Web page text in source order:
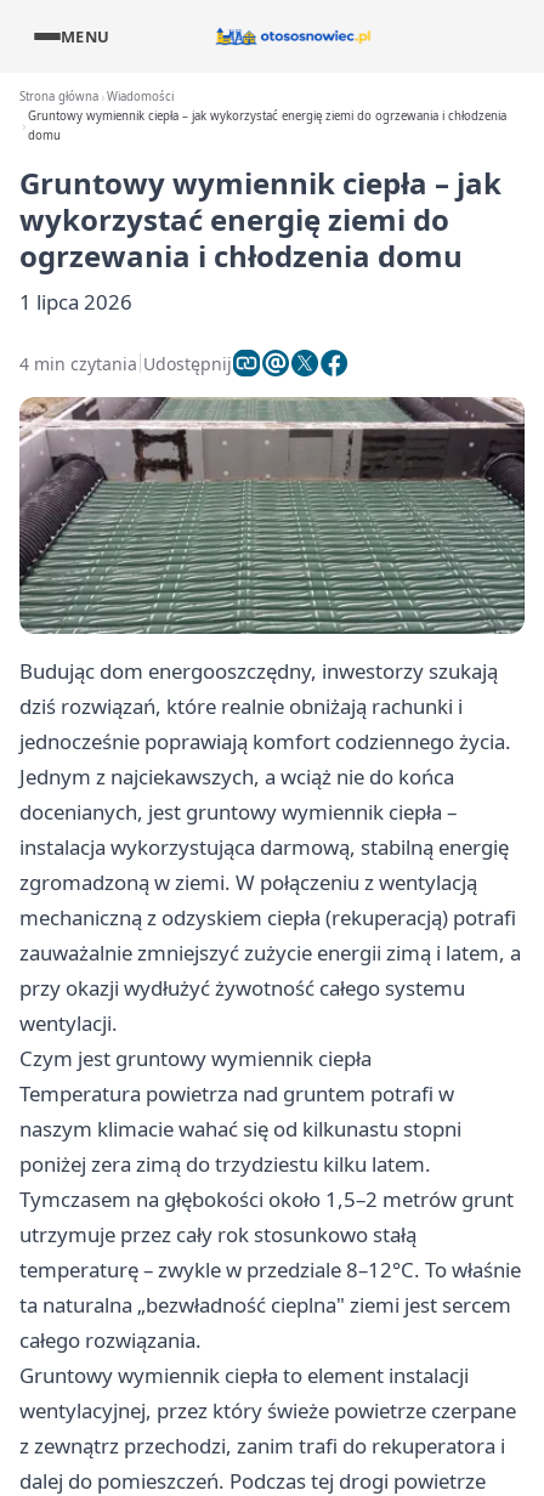
MENU
Strona główna Wiadomości
Gruntowy wymiennik ciepła – jak wykorzystać energię ziemi do ogrzewania i chłodzenia
domu
Gruntowy wymiennik ciepła – jak
wykorzystać energię ziemi do
ogrzewania i chłodzenia domu
1 lipca 2026
4 min czytania Udostępnij
Budując dom energooszczędny, inwestorzy szukają
dziś rozwiązań, które realnie obniżają rachunki i
jednocześnie poprawiają komfort codziennego życia.
Jednym z najciekawszych, a wciąż nie do końca
docenianych, jest gruntowy wymiennik ciepła –
instalacja wykorzystująca darmową, stabilną energię
zgromadzoną w ziemi. W połączeniu z wentylacją
mechaniczną z odzyskiem ciepła (rekuperacją) potrafi
zauważalnie zmniejszyć zużycie energii zimą i latem, a
przy okazji wydłużyć żywotność całego systemu
wentylacji.
Czym jest gruntowy wymiennik ciepła
Temperatura powietrza nad gruntem potrafi w
naszym klimacie wahać się od kilkunastu stopni
poniżej zera zimą do trzydziestu kilku latem.
Tymczasem na głębokości około 1,5–2 metrów grunt
utrzymuje przez cały rok stosunkowo stałą
temperaturę – zwykle w przedziale 8–12°C. To właśnie
ta naturalna „bezwładność cieplna" ziemi jest sercem
całego rozwiązania.
Gruntowy wymiennik ciepła to element instalacji
wentylacyjnej, przez który świeże powietrze czerpane
z zewnątrz przechodzi, zanim trafi do rekuperatora i
dalej do pomieszczeń. Podczas tej drogi powietrze